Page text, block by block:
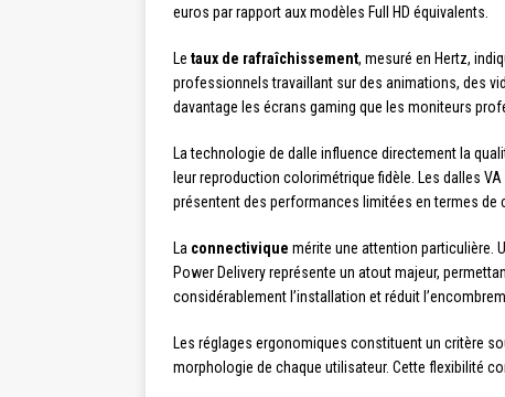
euros par rapport aux modèles Full HD équivalents.
Le taux de rafraîchissement, mesuré en Hertz,
professionnels travaillant sur des animations, des
davantage les écrans gaming que les moniteurs
La technologie de dalle influence directement la
leur reproduction colorimétrique fidèle. Les dalles
présentent des performances limitées en termes de
La connectivique mérite une attention particulière.
Power Delivery représente un atout majeur,
considérablement l’installation et réduit
Les réglages ergonomiques constituent un critère
morphologie de chaque utilisateur. Cette flexibilité